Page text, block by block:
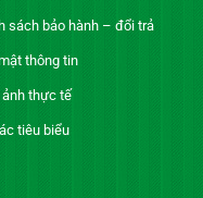
sách bảo hành – đổi trả
thông tin
ảnh thực tế
tiêu biểu